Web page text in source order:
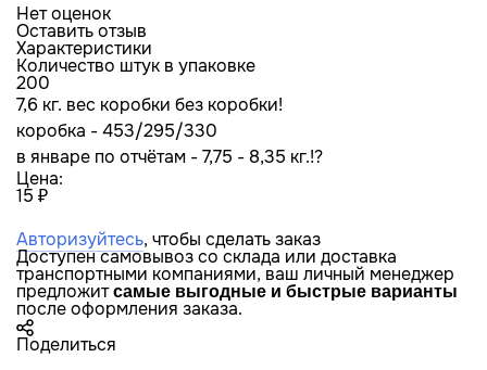
Нет оценок
Оставить отзыв
Характеристики
Количество штук в упаковке
200
7,6 кг. вес коробки без коробки!
коробка - 453/295/330
в январе по отчётам - 7,75 - 8,35 кг.!?
Цена:
15 ₽
Авторизуйтесь, чтобы сделать заказ
Доступен самовывоз со склада или доставка
транспортными компаниями, ваш личный менеджер
предложитсамые выгодные и быстрые варианты
после оформления заказа.
Поделиться